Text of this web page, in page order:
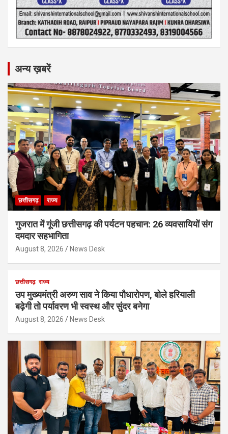
अन्य ख़बरें
छत्तीसगढ़ राज्य
गुजरात में गूंजी छत्तीसगढ़ की पर्यटन पहचान: 26 व्यवसायियों संग
दमदार सहभागिता
August 8, 2026 News Desk
छत्तीसगढ़ राज्य
उप मुख्यमंत्री अरुण साव ने किया पौधारोपण, बोले हरियाली
बढ़ेगी तो पर्यावरण भी स्वस्थ और सुंदर बनेगा
August 8, 2026 News Desk